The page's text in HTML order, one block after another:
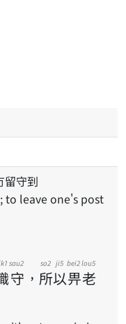
留守到
守
sau2
， 所
so2
以
ji5
畀
bei2
老
lou5